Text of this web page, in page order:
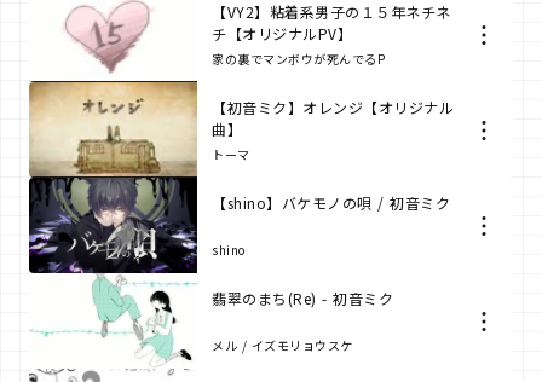
【VY2】粘着系男子の１５年ネチネ
チ【オリジナルPV】
家の裏でマンボウが死んでるP
【初音ミク】オレンジ【オリジナル
曲】
トーマ
【shino】バケモノの唄 / 初音ミク
shino
翡翠のまち(Re) - 初音ミク
メル / イズモリョウスケ